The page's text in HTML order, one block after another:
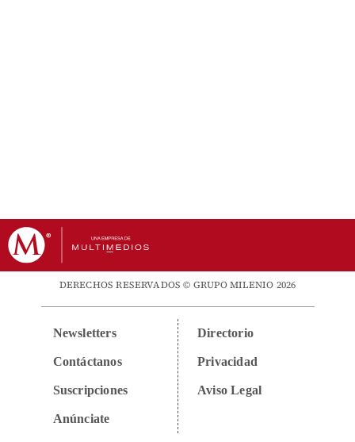
DERECHOS RESERVADOS © GRUPO MILENIO 2026
Newsletters
Contáctanos
Suscripciones
Anúnciate
Directorio
Privacidad
Aviso Legal